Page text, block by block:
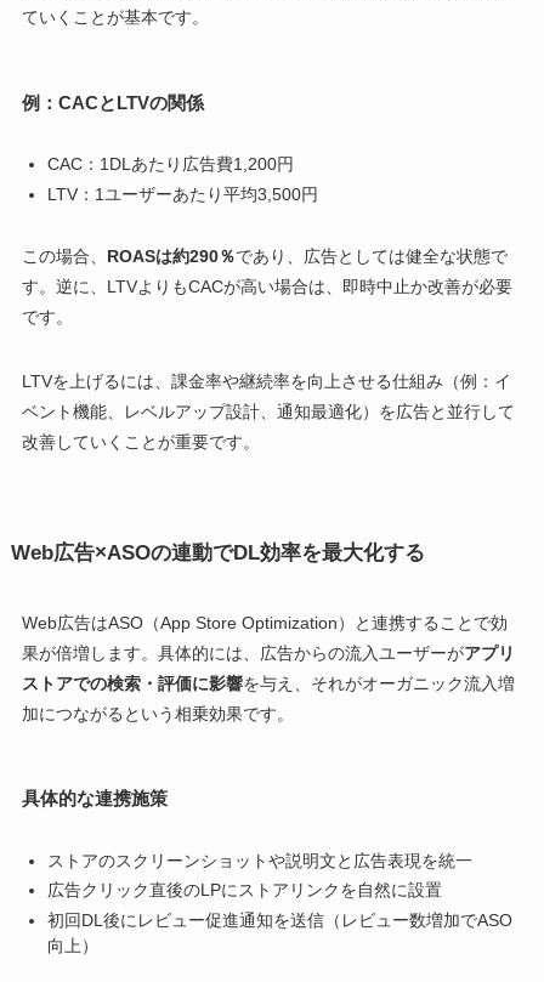
ていくことが基本です。
例：CACとLTVの関係
CAC：1DLあたり広告費1,200円
LTV：1ユーザーあたり平均3,500円
この場合、 ROASは約290％であり、広告としては健全な状態で
す。逆に、LTVよりもCACが高い場合は、即時中止か改善が必要
です。
LTVを上げるには、課金率や継続率を向上させる仕組み（例：イ
ベント機能、レベルアップ設計、通知最適化）を広告と並行して
改善していくことが重要です。
Web広告×ASOの連動でDL効率を最大化する
Web広告はASO（App Store Optimization）と連携することで効
果が倍増します。具体的には、広告からの流入ユーザーがアプリ
ストアでの検索・評価に影響を与え、それがオーガニック流入増
加につながるという相乗効果です。
具体的な連携施策
ストアのスクリーンショットや説明文と広告表現を統一
広告クリック直後のLPにストアリンクを自然に設置
初回DL後にレビュー促進通知を送信（レビュー数増加でASO
向上）